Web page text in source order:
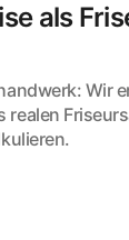
als
Wir
realen